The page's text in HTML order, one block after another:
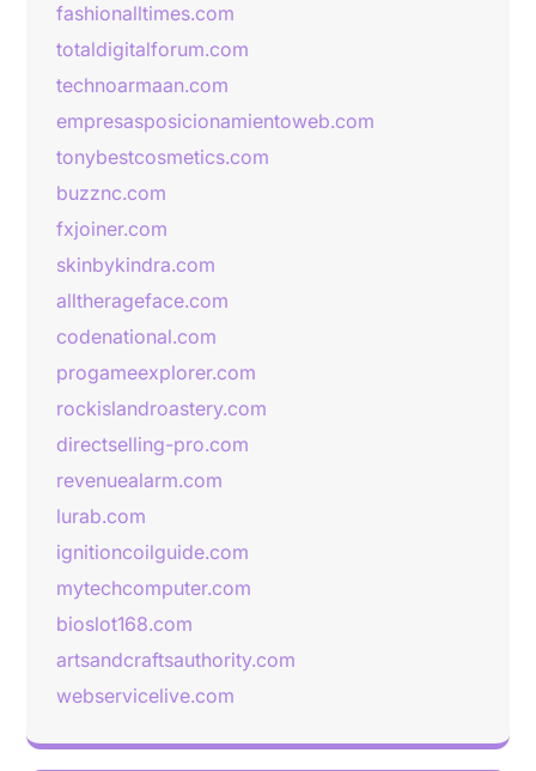
fashionalltimes.com
totaldigitalforum.com
technoarmaan.com
empresasposicionamientoweb.com
tonybestcosmetics.com
buzznc.com
fxjoiner.com
skinbykindra.com
alltherageface.com
codenational.com
progameexplorer.com
rockislandroastery.com
directselling-pro.com
revenuealarm.com
lurab.com
ignitioncoilguide.com
mytechcomputer.com
bioslot168.com
artsandcraftsauthority.com
webservicelive.com